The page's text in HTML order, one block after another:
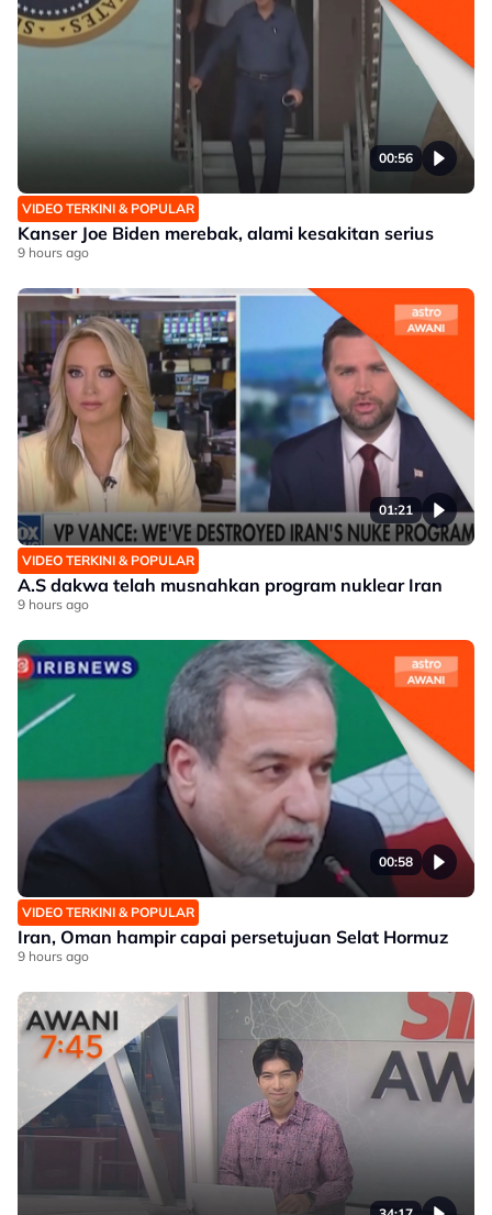
00:56
VIDEO TERKINI & POPULAR
Kanser Joe Biden merebak, alami kesakitan serius
9 hours ago
01:21
VIDEO TERKINI & POPULAR
A.S dakwa telah musnahkan program nuklear Iran
9 hours ago
00:58
VIDEO TERKINI & POPULAR
Iran, Oman hampir capai persetujuan Selat Hormuz
9 hours ago